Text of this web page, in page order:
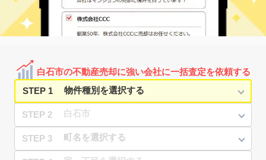
白石市の不動産売却に強い会社に一括査定を依頼する
STEP 1
STEP 2
STEP 3